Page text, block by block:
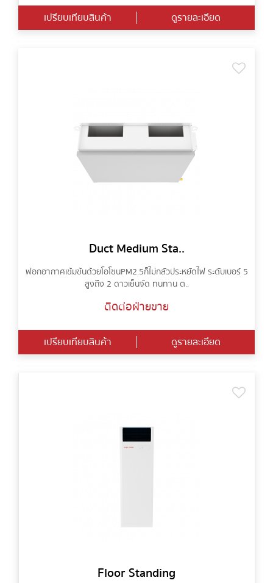
เปรียบเทียบสินค้า ดูรายละเอียด
Duct Medium Sta..
ฟอกอากาศเข้มข้นด้วยโอโซน PM2.5 ก็ไม่กลัวประหยัดไฟ ระดับเบอร์ 5
สูงถึง 2 ดาวเย็นจัด ทนทาน ต..
ติดต่อฝ่ายขาย
เปรียบเทียบสินค้า ดูรายละเอียด
Floor Standing